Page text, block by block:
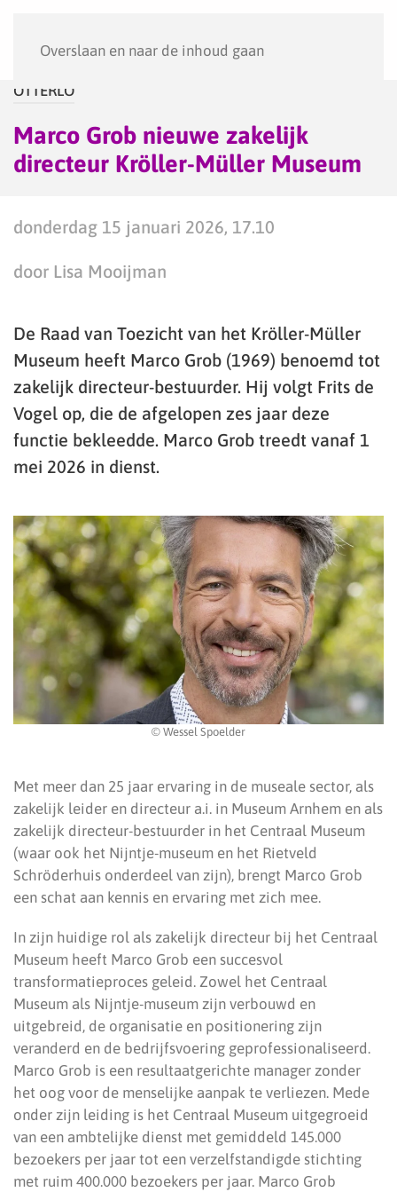
Overslaan en naar de inhoud gaan
OTTERLO
Marco Grob nieuwe zakelijk
directeur Kröller-Müller Museum
donderdag 15 januari 2026, 17.10
door Lisa Mooijman
De Raad van Toezicht van het Kröller-Müller
Museum heeft Marco Grob (1969) benoemd tot
zakelijk directeur-bestuurder. Hij volgt Frits de
Vogel op, die de afgelopen zes jaar deze
functie bekleedde. Marco Grob treedt vanaf 1
mei 2026 in dienst.
© Wessel Spoelder
Met meer dan 25 jaar ervaring in de museale sector, als
zakelijk leider en directeur a.i. in Museum Arnhem en als
zakelijk directeur-bestuurder in het Centraal Museum
(waar ook het Nijntje-museum en het Rietveld
Schröderhuis onderdeel van zijn), brengt Marco Grob
een schat aan kennis en ervaring met zich mee.
In zijn huidige rol als zakelijk directeur bij het Centraal
Museum heeft Marco Grob een succesvol
transformatieproces geleid. Zowel het Centraal
Museum als Nijntje-museum zijn verbouwd en
uitgebreid, de organisatie en positionering zijn
veranderd en de bedrijfsvoering geprofessionaliseerd.
Marco Grob is een resultaatgerichte manager zonder
het oog voor de menselijke aanpak te verliezen. Mede
onder zijn leiding is het Centraal Museum uitgegroeid
van een ambtelijke dienst met gemiddeld 145.000
bezoekers per jaar tot een verzelfstandigde stichting
met ruim 400.000 bezoekers per jaar. Marco Grob